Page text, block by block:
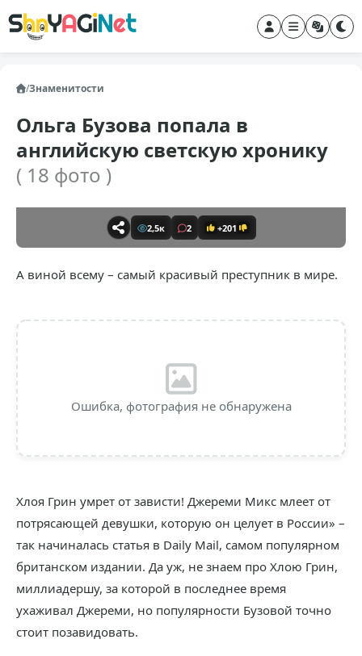
/Знаменитости
Ольга Бузова попала в
английскую светскую хронику
( 18 фото )
2,5к 2 +201
А виной всему – самый красивый преступник в мире.
Ошибка, фотография не обнаружена
Хлоя Грин умрет от зависти! Джереми Микс млеет от
потрясающей девушки, которую он целует в России» –
так начиналась статья в Daily Mail, самом популярном
британском издании. Да уж, не знаем про Хлою Грин,
миллиадершу, за которой в последнее время
ухаживал Джереми, но популярности Бузовой точно
стоит позавидовать.